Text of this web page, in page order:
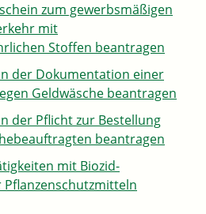
zum gewerbsmäßigen
mit
Stoffen beantragen
der Dokumentation einer
Geldwäsche beantragen
der Pflicht zur Bestellung
beantragen
mit Biozid-